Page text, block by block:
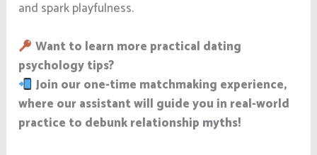
and spark playfulness.
Want to learn more practical dating
psychology tips?
Join our one-time matchmaking experience,
where our assistant will guide you in real-world
practice to debunk relationship myths!